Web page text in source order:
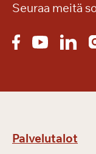
Seuraa meitä
Palvelutalot